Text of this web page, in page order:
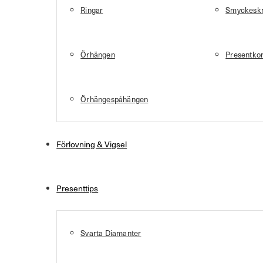
Ringar
Örhängen
Örhängespåhängen
Förlovning & Vigsel
Presenttips
Svarta Diamanter